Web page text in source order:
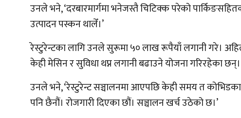
उनले भने, ‘दरबारमार्गमा भनेजस्तै चिटिक्क परेको
उत्पादन पस्कन थालेँ।’
रेस्टुरेन्टका लागि उनले सुरूमा ५० लाख रूपैयाँ लगानी गरे।
केही मेसिन र सुविधा थप्न लगानी बढाउने योजना गरिरहेका
उनले भने, ‘रेस्टुरेन्ट सञ्चालनमा आएपछि केही समय त
पनि छैनौं। रोजगारी दिएका छौं। सञ्चालन खर्च उठेको छ।’